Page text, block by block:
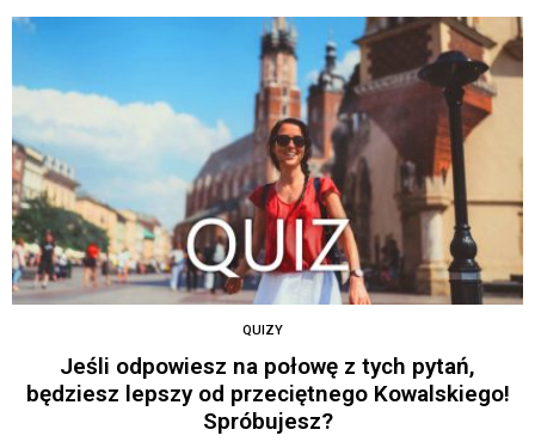
QUIZY
Jeśli odpowiesz na połowę z tych pytań,
będziesz lepszy od przeciętnego Kowalskiego!
Spróbujesz?